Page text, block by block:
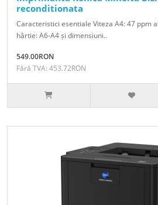
reconditionata
Caracteristici esentiale Viteza A4: 47 ppm
hârtie: A6-A4 și dimensiuni..
549.00RON
Fără TVA: 453.72RON